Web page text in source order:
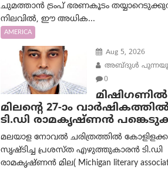
ചുമത്താൻ ട്രംപ് ഭരണകൂടം
നിലവിൽ, ഈ അധിക...
AMERICA
Aug 5, 2026
അബ്ദുൾ
0
മിഷിഗണിൽ
മിലന്റെ 27-ാം
ടി.ഡി രാമകൃഷ്ണൻ
മലയാള നോവൽ ചരിത്രത്തിൽ
സൃഷ്ടിച്ച പ്രശസ്‌ത എഴുത്തുകാരൻ ടി.ഡി
രാമകൃഷ്ണൻ മില( Michigan literary